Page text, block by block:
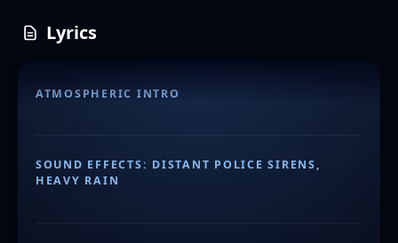
Lyrics
ATMOSPHERIC INTRO
SOUND EFFECTS: DISTANT POLICE SIRENS,
HEAVY RAIN